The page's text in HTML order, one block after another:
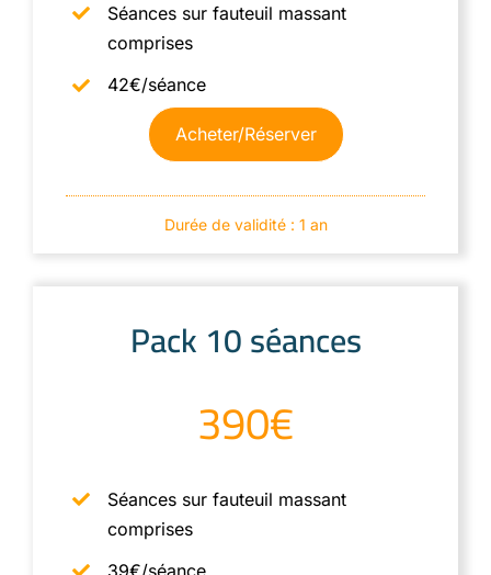
Séances sur fauteuil massant
comprises
42€/séance
Acheter/Réserver
Durée de validité : 1 an
Pack 10 séances
390€
Séances sur fauteuil massant
comprises
39€/séance